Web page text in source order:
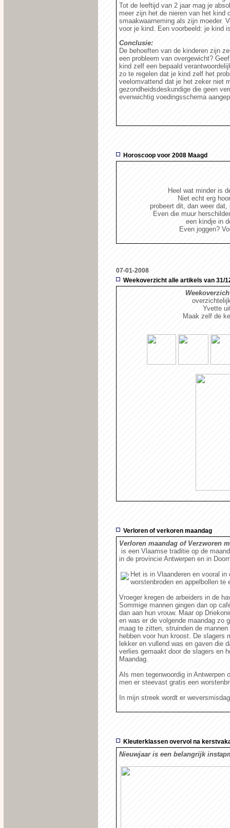
Tot de leeftijd van 2 jaar mag je
meer zijn het de nieren van het kind
smaakwaarneming als zijn moeder.
voor je kind. Een voorbeeld: je kind
Conclusie:
De behoeften van de kinderen zijn
een probleem van overgewicht?
kind zelf een bepaald
zo te regelen dat je kind zelf het
veelomvattend dat je het zeker niet
gezondheidsdeskundige die geen
evenwichtig voedingsschema
Horoscoop voor 2008 Maagd
Heel wat minder is
Niet echt erg
probeert dit, dan weer
Even die muur
een kindje in
Even joggen?
07-01-2008
Weekoverzicht alle artikels van 31/
Yvette
Maak zelf de
Verloren of verkoren maandag
Verloren maandag of Verzworen
is een Vlaamse traditie op de
in de provincie Antwerpen en in
Het is in Vlaanderen en vooral
worstenbroden en appelbollen te
Vroeger kregen de arbeiders in de
Sommige mannen gingen dan op
dan aan hun vrouw. Maar op
en was er de volgende maandag zo
maag te zitten, struinden de
hebben voor hun kroost. De slagers
lekker en vullend was en gaven die
verlies gemaakt door de slagers en
Maandag.
Als men tegenwoordig in Antwerpen
men er steevast gratis een
In mijn streek wordt er
Kleuterklassen overvol na
Nieuwjaar is een belangrijk